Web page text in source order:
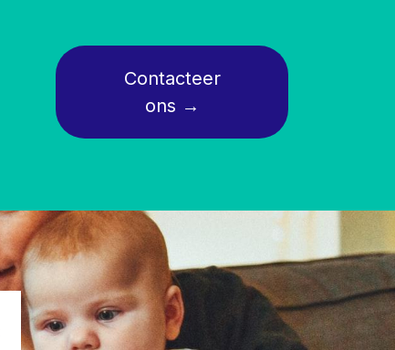
Contacteer
ons →